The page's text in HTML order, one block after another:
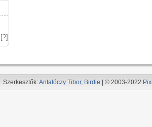
[?]
Szerkesztők:Antalóczy Tibor, Birdie | © 2003-2022